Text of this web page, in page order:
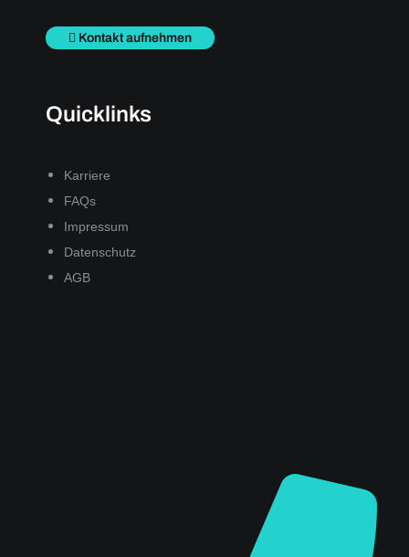
Kontakt aufnehmen
Quicklinks
Karriere
FAQs
Impressum
Datenschutz
AGB